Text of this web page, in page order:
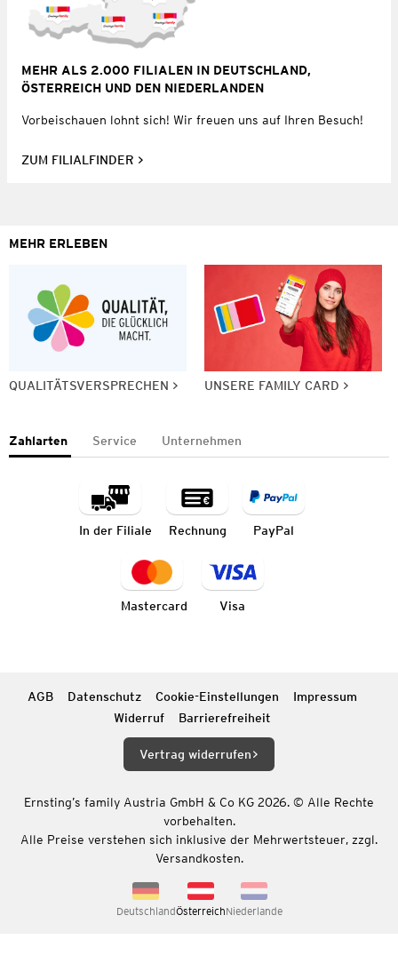
MEHR ALS 2.000 FILIALEN IN DEUTSCHLAND,
ÖSTERREICH UND DEN NIEDERLANDEN
Vorbeischauen lohnt sich! Wir freuen uns auf Ihren Besuch!
ZUM FILIALFINDER
MEHR ERLEBEN
QUALITÄTSVERSPRECHEN UNSERE FAMILY CARD
Zahlarten Service Unternehmen
In der Filiale Rechnung PayPal
Mastercard Visa
AGB Datenschutz Cookie-Einstellungen
Impressum
Widerruf
Barrierefreiheit
Vertrag widerrufen
Ernsting’s family Austria GmbH & Co KG 2026. © Alle Rechte
vorbehalten.
Alle Preise verstehen sich inklusive der Mehrwertsteuer, zzgl.
Versandkosten.
DeutschlandÖsterreichNiederlande